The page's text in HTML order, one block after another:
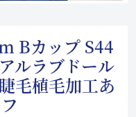
Bカップ S44
ルラブドール
毛植毛加工あ